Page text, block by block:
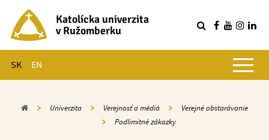
Katolícka univerzita
v Ružomberku
SK EN
Hlavné menu
Domov Univerzita Verejnosť a médiá
Verejné obstarávanie
Podlimitné zákazky